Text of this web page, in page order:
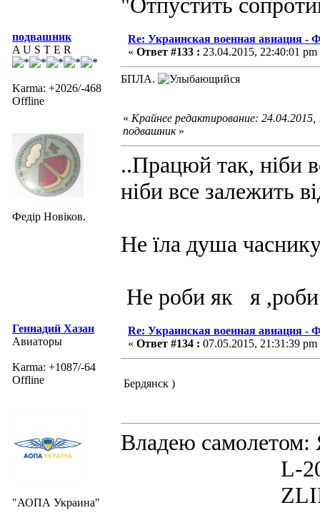
подвашник
A U S T E R
Karma: +2026/-468
Offline
Федір Новіков.
Re: Украинская военная авиация -
« Ответ #133 : 23.04.2015, 22:40:01 pm
БПЛА.
« Крайнее редактирование:
подвашник»
..Працюй так, ніби
ніби все залежить
Не їла душа
Не роби як я
Геннадий Хазан
Авиаторы
Karma: +1087/-64
Offline
"АОПА Украина"
Re: Украинская военная авиация -
« Ответ #134 : 07.05.2015, 21:31:39 pm
Бердянск )
Владею
L-200D
ZLIN 526